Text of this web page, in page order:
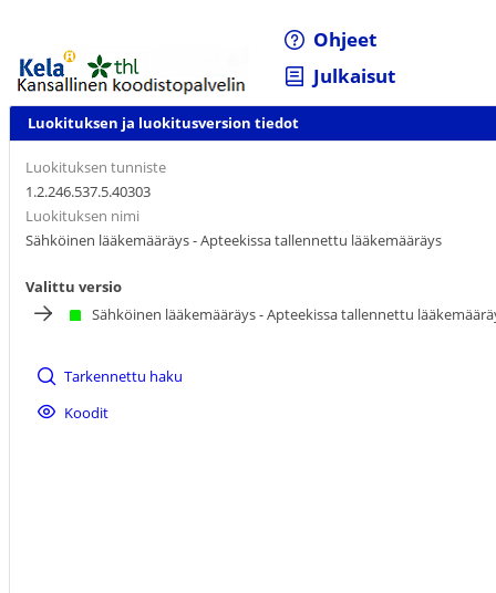
Ohjeet
Julkaisut
Luokituksen ja luokitusversion tiedot
Luokituksen tunniste
1.2.246.537.5.40303
Luokituksen nimi
Sähköinen lääkemääräys - Apteekissa tallennettu lääkemääräys
Valittu versio
Sähköinen lääkemääräys - Apteekissa tallennettu
Tarkennettu haku
Koodit